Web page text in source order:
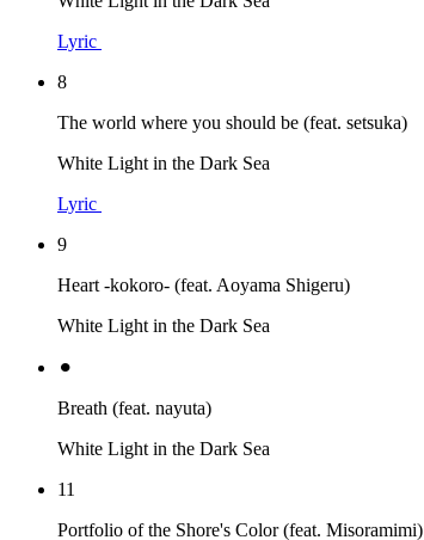
Lyric
8
The world where you should be (feat. setsuka)
White Light in the Dark Sea
Lyric
9
Heart -kokoro- (feat. Aoyama Shigeru)
White Light in the Dark Sea
⚫︎
Breath (feat. nayuta)
White Light in the Dark Sea
11
Portfolio of the Shore's Color (feat. Misoramimi)